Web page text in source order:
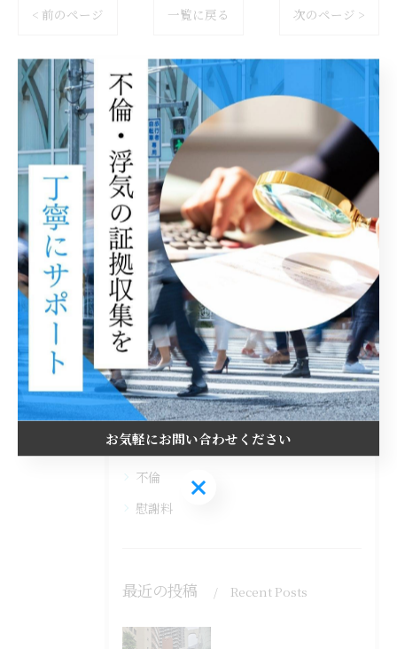
< 前のページ 一覧に戻る 次のページ >
関連タグ
#探偵 #興信所 #千葉 #浮気調査
#妻
#夫
#彼女
カテゴリー
全てのカテゴリー
探偵
費用
離婚
不倫
慰謝料
最近の投稿 Recent Posts
お気軽にお問い合わせください
お気軽にお問い合わせください